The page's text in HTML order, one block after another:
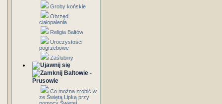
Groby końskie
Obrzęd
ciałopalenia
Religia Bałtów
Uroczystości
pogrzebowe
Zaślubiny
Bałtowie -
Prusowie
Co można zrobić w
ze Świętą Lipką przy